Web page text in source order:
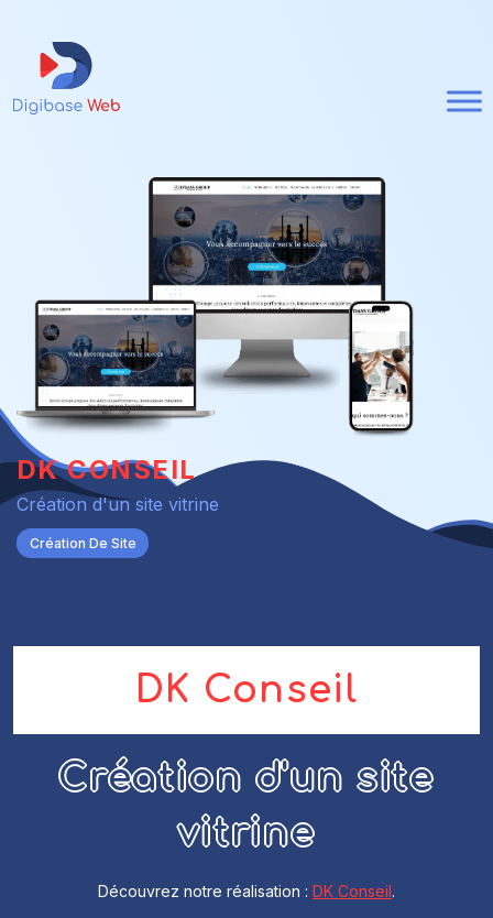
DK CONSEIL
Création d'un site vitrine
Création De Site
DK Conseil
Création d'un site
vitrine
Découvrez notre réalisation : DK Conseil.